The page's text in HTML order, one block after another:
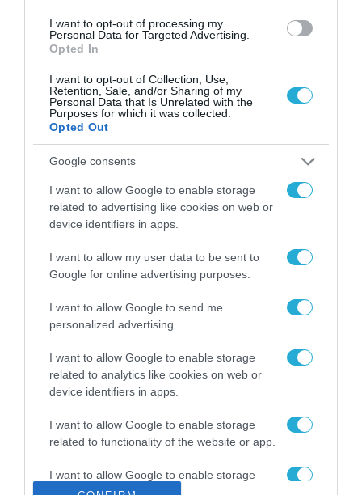
I want to opt-out of processing my
Personal Data for Targeted Advertising.
Opted In
I want to opt-out of Collection, Use,
Retention, Sale, and/or Sharing of my
Personal Data that Is Unrelated with the
Purposes for which it was collected.
Opted Out
Google consents
I want to allow Google to enable storage
related to advertising like cookies on web or
device identifiers in apps.
I want to allow my user data to be sent to
Google for online advertising purposes.
I want to allow Google to send me
personalized advertising.
I want to allow Google to enable storage
related to analytics like cookies on web or
device identifiers in apps.
I want to allow Google to enable storage
related to functionality of the website or app.
I want to allow Google to enable storage
related to personalization.
ΡΟΗ ΕΙΔΗΣΕΩΝ
Το χρηματοδοτούμενο
από την ΕΕ έργο “The
Gaming Police”
ενισχύει την ασφάλεια
των παιδιών στο
διαδίκτυο
31.07.2026
ΑΑΔΕ: Διευκρινίσεις
για τα πρόστιμα σε
αφορούν τους ΦΗΜ
Σ. Καλαφάτης: «Η
Τεχνητή Νοημοσύνη
δεν είναι απλώς μια
μια νέα βιομηχανική
επανάσταση»
Νέος οδηγός του ΕΚΤ
των ελληνικών